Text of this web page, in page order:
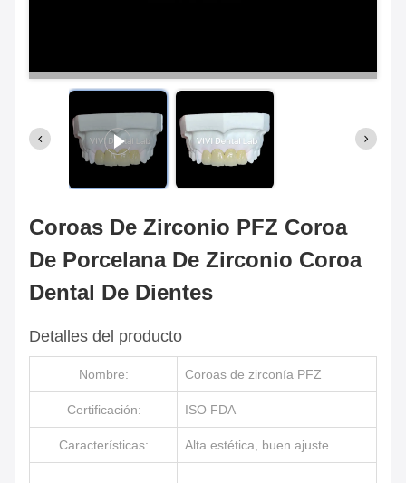
Coroas De Zirconio PFZ Coroa
De Porcelana De Zirconio Coroa
Dental De Dientes
Detalles del producto
Nombre: Coroas de zirconía PFZ
Certificación: ISO FDA
Características: Alta estética, buen ajuste.